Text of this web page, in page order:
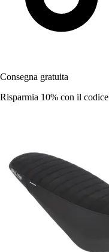
Consegna gratuita
Risparmia 10% con il codice